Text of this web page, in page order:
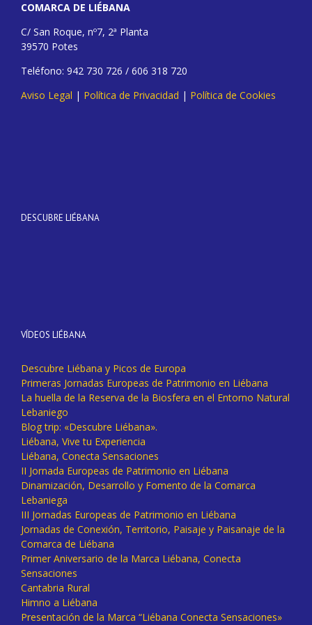
COMARCA DE LIÉBANA
C/ San Roque, nº7, 2ª Planta
39570 Potes
Teléfono: 942 730 726 / 606 318 720
Aviso Legal | Política de Privacidad | Política de Cookies
DESCUBRE LIÉBANA
VÍDEOS LIÉBANA
Descubre Liébana y Picos de Europa
Primeras Jornadas Europeas de Patrimonio en Liébana
La huella de la Reserva de la Biosfera en el Entorno Natural
Lebaniego
Blog trip: «Descubre Liébana».
Liébana, Vive tu Experiencia
Liébana, Conecta Sensaciones
II Jornada Europeas de Patrimonio en Liébana
Dinamización, Desarrollo y Fomento de la Comarca
Lebaniega
III Jornadas Europeas de Patrimonio en Liébana
Jornadas de Conexión, Territorio, Paisaje y Paisanaje de la
Comarca de Liébana
Primer Aniversario de la Marca Liébana, Conecta
Sensaciones
Cantabria Rural
Himno a Liébana
Presentación de la Marca “Liébana Conecta Sensaciones»